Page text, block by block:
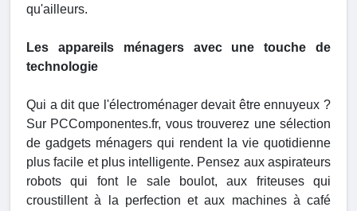
qu'ailleurs.
Les appareils ménagers avec une touche de
technologie
Qui a dit que l'électroménager devait être ennuyeux ?
Sur PCComponentes.fr, vous trouverez une sélection
de gadgets ménagers qui rendent la vie quotidienne
plus facile et plus intelligente. Pensez aux aspirateurs
robots qui font le sale boulot, aux friteuses qui
croustillent à la perfection et aux machines à café